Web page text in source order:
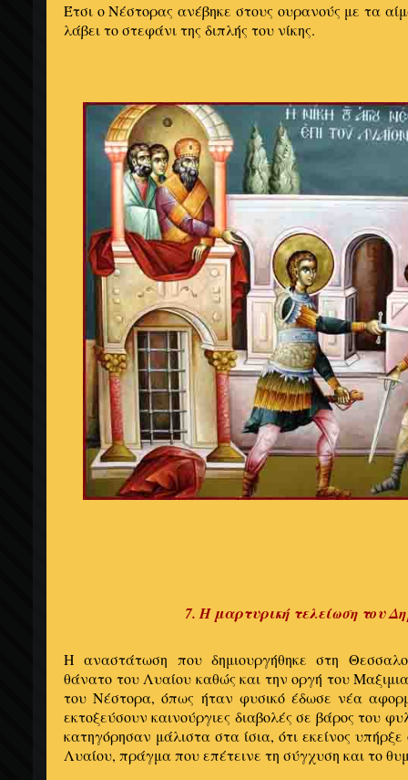
Έτσι ο Νέστορας ανέβηκε στους ουρανούς με τα
λάβει το στεφάνι της διπλής του νίκης.
7. Η μαρτυρική τελείωση του
Η αναστάτωση που δημιουργήθηκε στη
θάνατο του Λυαίου καθώς και την οργή του
του Νέστορα, όπως ήταν φυσικό έδωσε νέα
εκτοξεύσουν καινούργιες διαβολές σε βάρος του
κατηγόρησαν μάλιστα στα ίσια, ότι εκείνος υπήρξε
Λυαίου, πράγμα που επέτεινε τη σύγχυση και το